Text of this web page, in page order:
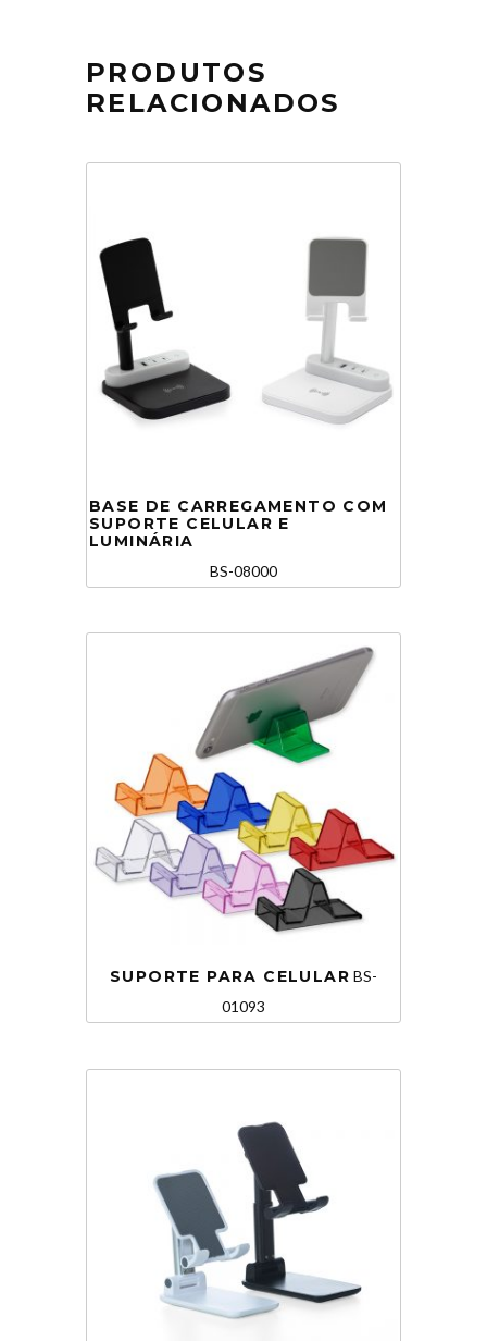
PRODUTOS
RELACIONADOS
BASE DE CARREGAMENTO COM
SUPORTE CELULAR E
LUMINÁRIA
BS-08000
SUPORTE PARA CELULAR BS-
01093